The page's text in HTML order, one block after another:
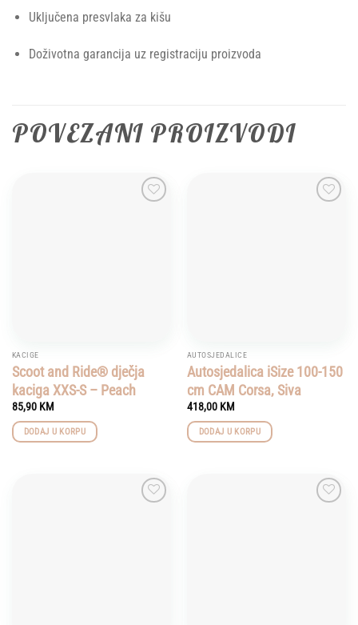
Uključena presvlaka za kišu
Doživotna garancija uz registraciju proizvoda
POVEZANI PROIZVODI
KACIGE
Scoot and Ride® dječja
kaciga XXS-S – Peach
85,90 KM
DODAJ U KORPU
AUTOSJEDALICE
Autosjedalica iSize 100-150
cm CAM Corsa, Siva
418,00 KM
DODAJ U KORPU